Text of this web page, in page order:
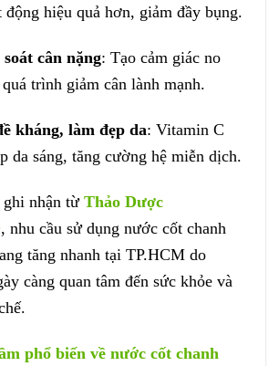
động hiệu quả hơn, giảm đầy bụng.
cân nặng: Tạo cảm giác no
trình giảm cân lành mạnh.
kháng, làm đẹp da: Vitamin C
da sáng, tăng cường hệ miễn dịch.
nhận từThảo Dược
, nhu cầu sử dụng nước cốt chanh
tăng nhanh tại TP.HCM do
càng quan tâm đến sức khỏe và
phổ biến về nước cốt chanh